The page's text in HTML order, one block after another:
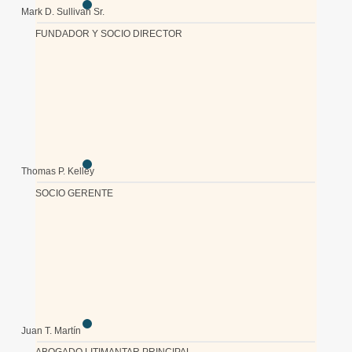
Mark D. Sullivan Sr.
FUNDADOR Y SOCIO DIRECTOR
Thomas P. Kelley
SOCIO GERENTE
Juan T. Martín